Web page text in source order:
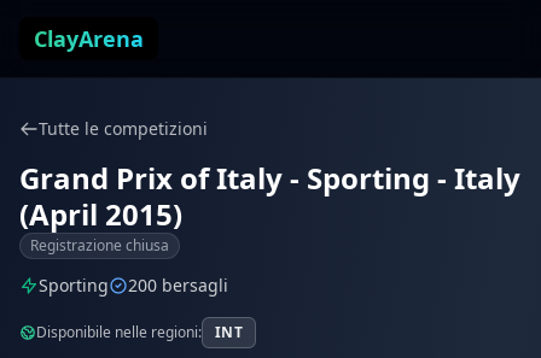
ClayArena
Tutte le competizioni
Grand Prix of Italy - Sporting - Italy
(April 2015)
Registrazione chiusa
Sporting 200 bersagli
Disponibile nelle regioni: INT